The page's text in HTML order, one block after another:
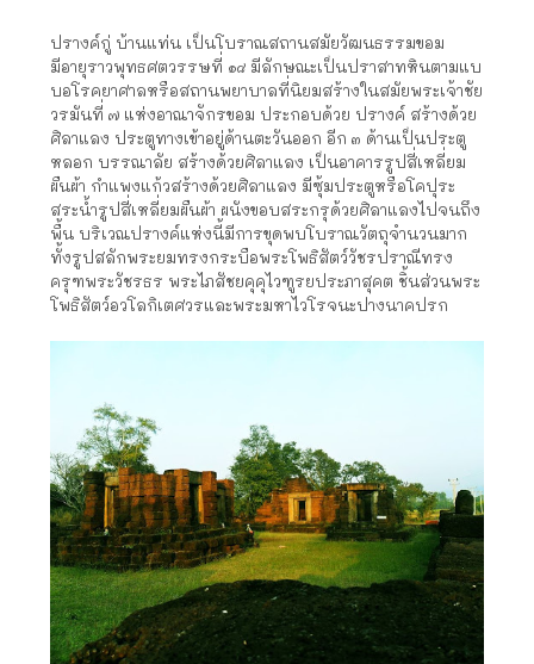
ปรางค์กู่ บ้านแท่น เป็นโบราณสถานสมัยวัฒนธรรมขอม
มีอายุราวพุทธศตวรรษที่ ๑๘ มีลักษณะเป็นปราสาทหินตามแบ
บอโรคยาศาลหรือสถานพยาบาลที่นิยมสร้างในสมัยพระเจ้าชัย
วรมันที่ ๗ แห่งอาณาจักรขอม ประกอบด้วย ปรางค์ สร้างด้วย
ศิลาแลง ประตูทางเข้าอยู่ด้านตะวันออก อีก ๓ ด้านเป็นประตู
หลอก บรรณาลัย สร้างด้วยศิลาแลง เป็นอาคารรูปสี่เหลี่ยม
ผืนผ้า กำแพงแก้วสร้างด้วยศิลาแลง มีซุ้มประตูหรือโคปุระ
สระน้ำรูปสี่เหลี่ยมผืนผ้า ผนังขอบสระกรุด้วยศิลาแลงไปจนถึง
พื้น บริเวณปรางค์แห่งนี้มีการขุดพบโบราณวัตถุจำนวนมาก
ทั้งรูปสลักพระยมทรงกระบือพระโพธิสัตว์วัชรปราณีทรง
ครุฑพระวัชรธร พระไภสัชยคุคุไวฑูรยประภาสุคต ชิ้นส่วนพระ
โพธิสัตว์อวโลกิเตศวรและพระมหาไวโรจนะปางนาคปรก